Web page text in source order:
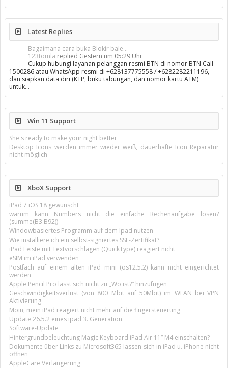
Latest Replies
Bagaimana cara buka Blokir bale...
123tomla replied Gestern um 05:29 Uhr
Cukup hubungi layanan pelanggan resmi BTN di nomor BTN Call
1500286 atau WhatsApp resmi di +628137775558 / +6282282211196,
dan siapkan data diri (KTP, buku tabungan, dan nomor kartu ATM)
untuk…
Win 11 Support
She's ready to make your night better
Desktop Icons werden immer wieder weiß, dauerhafte Icon Reparatur
nicht möglich
XboX Support
iPad 7 iOS 18 gewünscht
warum kann Numbers nicht die einfache Rechenaufgabe lösen?
(summe(B3:B92))
Windowbasiertes Programm auf dem Ipad nutzen
Wie installiere ich ein selbst-signiertes SSL-Zertifikat?
iPad Leiste mit Textvorschlägen (QuickType) reagiert nicht
eSIM im iPad verwenden
Postfach auf einem alten iPad mini (os12.5.2) kann nicht eingerichtet
werden
Apple Pencil Pro lässt sich nicht zu „Wo ist?“ hinzufügen
Geschwindigkeitsverlust (von 800 Mbit auf 50Mbit) im WLAN bei VPN
Aktivierung
Moin, mein iPad reagiert nicht mehr auf die fingersteuerung
Update 26.5.2 eines ipad 3. Generation
Software-Update
Hintergrundbeleuchtung Magic Keyboard iPad Air 11’’ M4 einschalten?
Dokumente über Links zu Microsoft365 lassen sich in iPad u. iPhone nicht
öffnen
AppleCare Verlängerung